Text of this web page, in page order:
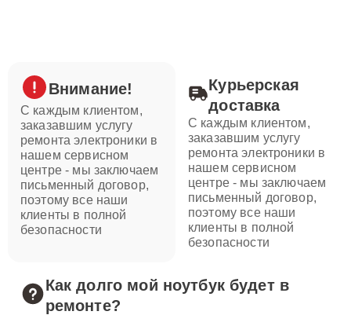
Внимание!
С каждым клиентом,
заказавшим услугу
ремонта электроники в
нашем сервисном
центре - мы заключаем
письменный договор,
поэтому все наши
клиенты в полной
безопасности
Курьерская
доставка
С каждым клиентом,
заказавшим услугу
ремонта электроники в
нашем сервисном
центре - мы заключаем
письменный договор,
поэтому все наши
клиенты в полной
безопасности
Как долго мой ноутбук будет в
ремонте?